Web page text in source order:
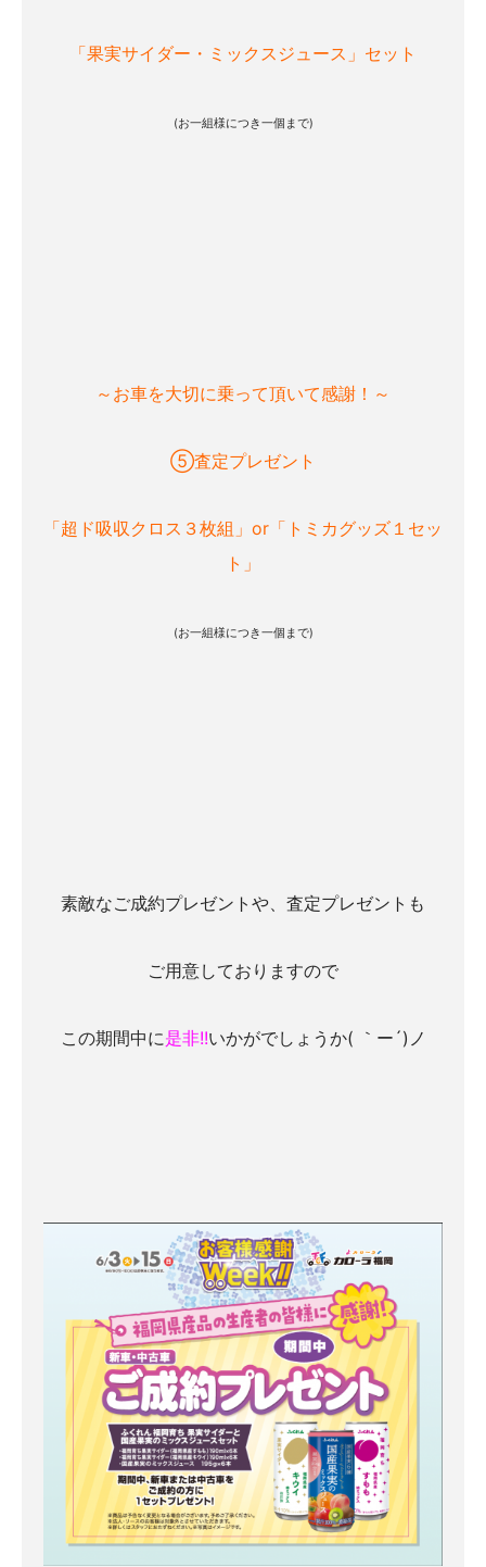
「果実サイダー・ミックスジュース」セット
(お一組様につき一個まで)
～お車を大切に乗って頂いて感謝！～
⑤査定プレゼント
「超ド吸収クロス３枚組」or「トミカグッズ１セッ
ト」
(お一組様につき一個まで)
素敵なご成約プレゼントや、査定プレゼントも
ご用意しておりますので
この期間中に是非!!いかがでしょうか( ｀ー´)ノ